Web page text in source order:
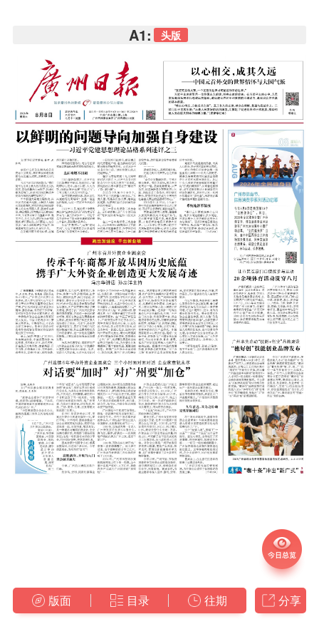
A1: 头版
版面 目录 往期 分享